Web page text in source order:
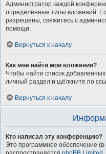
Администратор каждой
определённые типы вложений.
разрешены, свяжитесь с
помощи.
Вернуться к началу
Как мне найти мои вложения?
Чтобы найти список
личный раздел и щёлкните по
Вернуться к началу
Кто написал эту конференцию?
Это программное обеспечение